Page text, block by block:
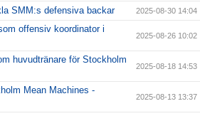
SMM:s defensiva backar 2025-08-30 14:04
offensiv koordinator i
2025-08-26 10:02
huvudtränare för Stockholm
2025-08-18 14:53
Mean Machines -
2025-08-13 13:37